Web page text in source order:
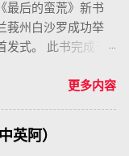
最后的蛮荒》新书
莪州白沙罗成功举
式。 此书完成于
在马来西亚出版，
内部分解封，这场
举行。
更多内容
英阿）